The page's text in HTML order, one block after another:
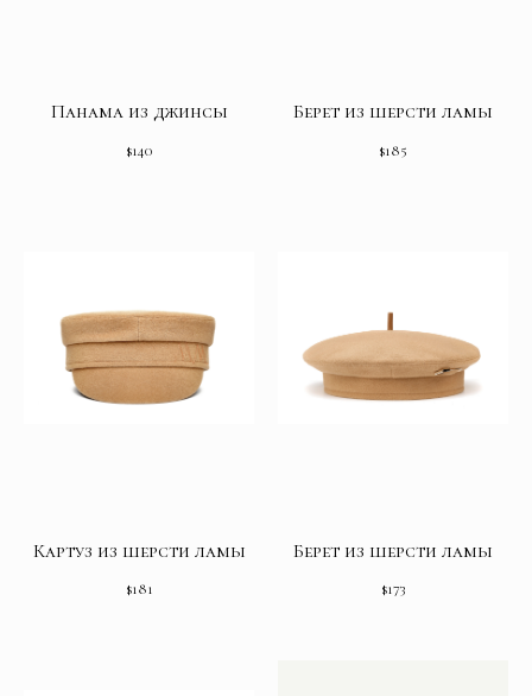
Панама из джинсы
$140
Берет из шерсти ламы
$185
Картуз из шерсти ламы
$181
Берет из шерсти ламы
$173